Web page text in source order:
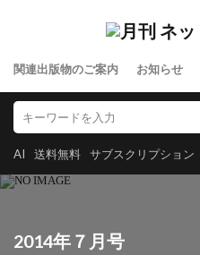
関連出版物のご案内 お知らせ
AI 送料無料 サブスクリプション
2014年７月号